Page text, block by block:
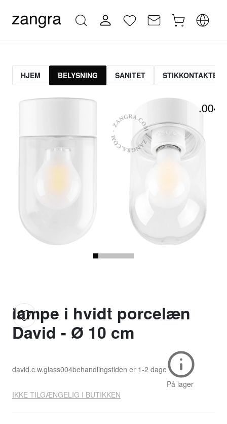
HJEM BELYSNING SANITET STIKKONTAKTER
lampe i hvidt porcelæn
David - Ø 10 cm
david.c.w.glass004behandlingstiden er 1-2 dage
På lager
IKKE TILGÆNGELIG I BUTIKKEN